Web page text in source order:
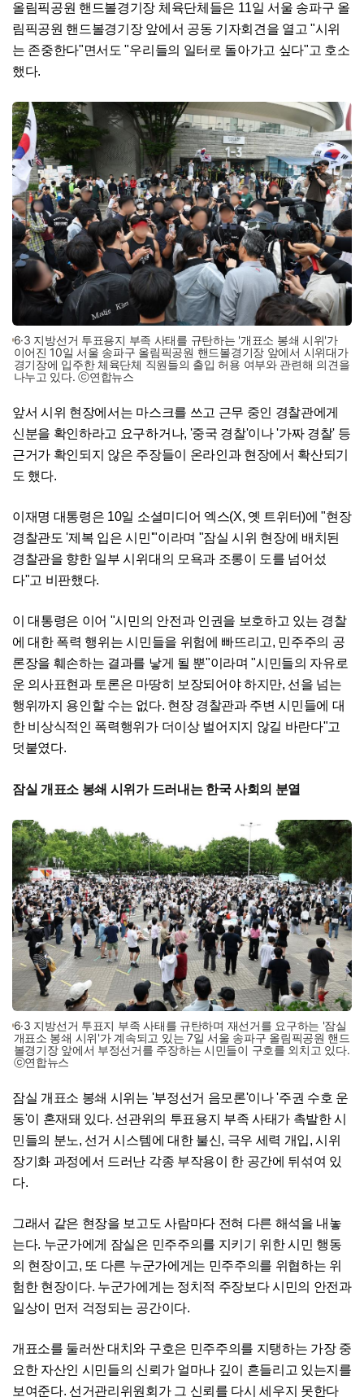
올림픽공원 핸드볼경기장 체육단체들은 11일 서울 송파구 올
림픽공원 핸드볼경기장 앞에서 공동 기자회견을 열고 "시위
는 존중한다"면서도 "우리들의 일터로 돌아가고 싶다"고 호소
했다.
6·3 지방선거 투표용지 부족 사태를 규탄하는 '개표소 봉쇄 시위'가
이어진 10일 서울 송파구 올림픽공원 핸드볼경기장 앞에서 시위대가
경기장에 입주한 체육단체 직원들의 출입 허용 여부와 관련해 의견을
나누고 있다. ⓒ연합뉴스
앞서 시위 현장에서는 마스크를 쓰고 근무 중인 경찰관에게
신분을 확인하라고 요구하거나, '중국 경찰'이나 '가짜 경찰' 등
근거가 확인되지 않은 주장들이 온라인과 현장에서 확산되기
도 했다.
이재명 대통령은 10일 소셜미디어 엑스(X, 옛 트위터)에 "현장
경찰관도 '제복 입은 시민'"이라며 "잠실 시위 현장에 배치된
경찰관을 향한 일부 시위대의 모욕과 조롱이 도를 넘어섰
다"고 비판했다.
이 대통령은 이어 "시민의 안전과 인권을 보호하고 있는 경찰
에 대한 폭력 행위는 시민들을 위험에 빠뜨리고, 민주주의 공
론장을 훼손하는 결과를 낳게 될 뿐"이라며 "시민들의 자유로
운 의사표현과 토론은 마땅히 보장되어야 하지만, 선을 넘는
행위까지 용인할 수는 없다. 현장 경찰관과 주변 시민들에 대
한 비상식적인 폭력행위가 더이상 벌어지지 않길 바란다"고
덧붙였다.
잠실 개표소 봉쇄 시위가 드러내는 한국 사회의 분열
6·3 지방선거 투표지 부족 사태를 규탄하며 재선거를 요구하는 '잠실
개표소 봉쇄 시위'가 계속되고 있는 7일 서울 송파구 올림픽공원 핸드
볼경기장 앞에서 부정선거를 주장하는 시민들이 구호를 외치고 있다.
ⓒ연합뉴스
잠실 개표소 봉쇄 시위는 '부정선거 음모론'이나 '주권 수호 운
동'이 혼재돼 있다. 선관위의 투표용지 부족 사태가 촉발한 시
민들의 분노, 선거 시스템에 대한 불신, 극우 세력 개입, 시위
장기화 과정에서 드러난 각종 부작용이 한 공간에 뒤섞여 있
다.
그래서 같은 현장을 보고도 사람마다 전혀 다른 해석을 내놓
는다. 누군가에게 잠실은 민주주의를 지키기 위한 시민 행동
의 현장이고, 또 다른 누군가에게는 민주주의를 위협하는 위
험한 현장이다. 누군가에게는 정치적 주장보다 시민의 안전과
일상이 먼저 걱정되는 공간이다.
개표소를 둘러싼 대치와 구호은 민주주의를 지탱하는 가장 중
요한 자산인 시민들의 신뢰가 얼마나 깊이 흔들리고 있는지를
보여준다. 선거관리위원회가 그 신뢰를 다시 세우지 못한다